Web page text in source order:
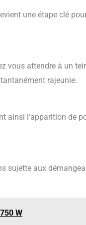
une étape clé
vous attendre à un
rajeunie.
ainsi l’apparition de
sujette aux
W